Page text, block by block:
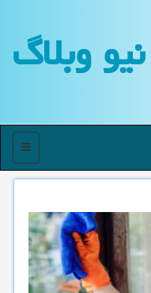
نیو وبلاگ
منو